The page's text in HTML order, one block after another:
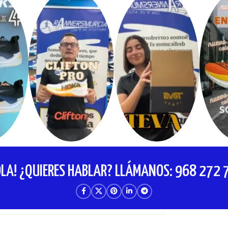
¿QUIERES HABLAR? LLÁMANOS: 968 272